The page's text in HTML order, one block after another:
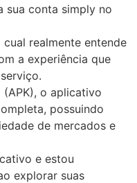
sua conta simply no
realmente entende
a experiência que
o aplicativo
possuindo
de mercados e
e estou
explorar suas